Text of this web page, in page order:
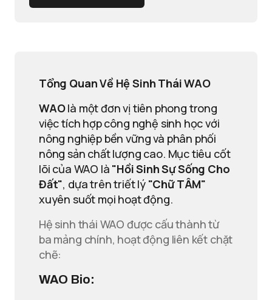
Tổng Quan Về Hệ Sinh Thái WAO
WAOlà một đơn vị tiên phong trong
việc tích hợp công nghệ sinh học với
nông nghiệp bền vững và phân phối
nông sản chất lượng cao. Mục tiêu cốt
lõi của WAO là "Hồi Sinh Sự Sống Cho
Đất", dựa trên triết lý "Chữ TÂM"
xuyên suốt mọi hoạt động.
Hệ sinh thái WAO được cấu thành từ
ba mảng chính, hoạt động liên kết chặt
chẽ:
WAO Bio: